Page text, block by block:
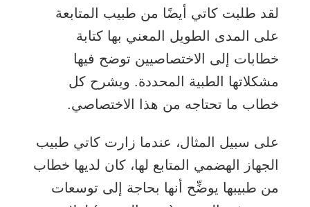
لقد طلبت كاتي أيضًا من طبيب المتابعة
على المدى الطويل المعني بها كتابة
خطابات إلى الاختصاصيين توضح فيها
مشكلاتها الطبية المحددة. ويشرح كل
خطاب ما تحتاجه من هذا الاختصاصي.
على سبيل المثال، عندما زارت كاتي طبيب
الجهاز الهضمي المتابع لها، كان لديها خطاب
من طبيبها يوضِّح أنها بحاجة إلى توسعات